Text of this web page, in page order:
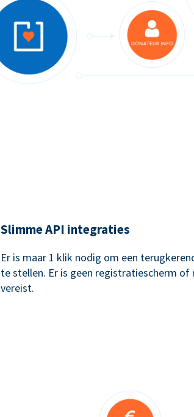
Slimme API integraties
Er is maar 1 klik nodig om een
te stellen. Er is geen registratiescherm
vereist.